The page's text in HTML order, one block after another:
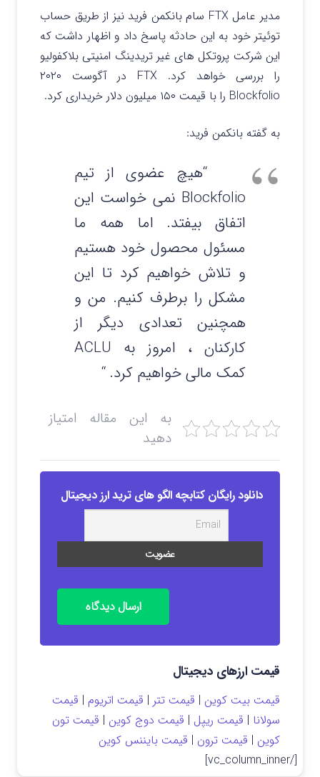
مدیر عامل FTX سام بانکمن فرید نیز از طریق حساب
توئیتر خود به این حادثه پاسخ داد و اظهار داشت که
این شرکت پروتکل های غیر تریدینگ امنیتی بلاکفولیو
را بررسی خواهد کرد. FTX در آگوست ۲۰۲۰
Blockfolio را با قیمت ۱۵۰ میلیون دلار خریداری کرد.
به گفته بانکمن فرید:
“هیچ عضوی از تیم
Blockfolio نمی خواست این
اتفاق بیفتد. اما همه ما
مسئول محصول خود هستیم
و تلاش خواهیم کرد تا این
مشکل را برطرف کنیم. من و
همچنین تعدادی دیگر از
کارکنان ، امروز به ACLU
کمک مالی خواهیم کرد. “
به این مقاله امتیاز
دهید
دانلود رایگان کتابچه الگو های ترید ارز دیجیتال
ارسال دیدگاه
قیمت ارزهای دیجیتال
قیمت بیت کوین | قیمت تتر | قیمت اتریوم | قیمت
سولانا | قیمت ریپل | قیمت دوج کوین | قیمت تون
کوین | قیمت ترون | قیمت بایننس کوین
[/vc_column_inner]